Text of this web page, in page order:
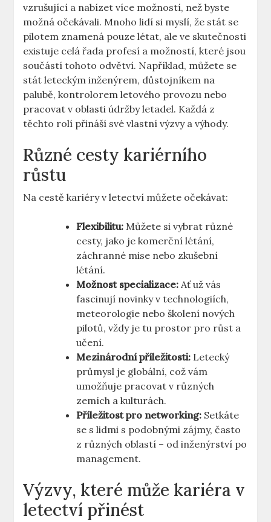
vzrušující a ​nabízet více možností, než byste
⁣možná očekávali. Mnoho lidí si myslí, že stát‍ se
pilotem znamená pouze létat, ale ve skutečnosti
existuje celá řada profesí a možností, ​které jsou
součástí ‍tohoto ⁢odvětví. Například, ‍můžete se
stát leteckým inženýrem,‌ důstojníkem na
palubě, kontrolorem letového provozu ⁤nebo
pracovat ⁢v oblasti údržby letadel. Každá z ​
těchto rolí ⁢přináší ‍své vlastní výzvy a výhody.
Různé ⁢cesty kariérního
růstu
Na cestě ‍kariéry v⁣ letectví můžete očekávat:
Flexibilitu: Můžete si vybrat různé‍
cesty,‍ jako je komerční létání,
záchranné mise nebo zkušební
létání.
Možnost specializace: Ať ⁤už vás
fascinují novinky v‍ technologiích,
meteorologie‌ nebo ‍školení nových
pilotů, vždy je tu prostor pro růst⁢ a
učení.
Mezinárodní příležitosti: Letecký
průmysl je globální, což vám‌
umožňuje ‍pracovat v různých
zemích a ‍kulturách.
Příležitost ​pro networking: ‍Setkáte
se s lidmi s podobnými zájmy, často
⁣z⁢ různých ‍oblastí​ – od inženýrství po
management.
Výzvy, které může kariéra v
letectví přinést